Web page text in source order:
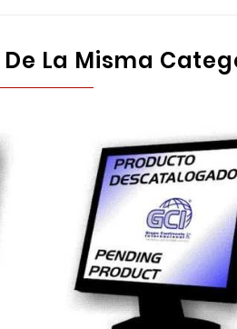
La Misma